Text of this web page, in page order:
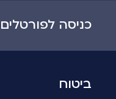
כניסה לפורטלים
ביטוח